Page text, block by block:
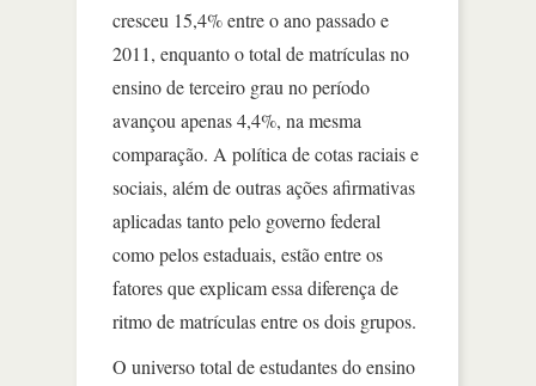
cresceu 15,4% entre o ano passado e
2011, enquanto o total de matrículas no
ensino de terceiro grau no período
avançou apenas 4,4%, na mesma
comparação. A política de cotas raciais e
sociais, além de outras ações afirmativas
aplicadas tanto pelo governo federal
como pelos estaduais, estão entre os
fatores que explicam essa diferença de
ritmo de matrículas entre os dois grupos.
O universo total de estudantes do ensino